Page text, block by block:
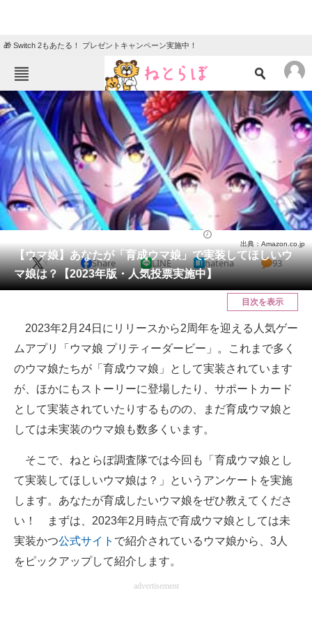
🎁 Switch 2もあたる！ プレゼントキャンペーン実施中！
ねとらぼメニュー
TOP ニュース
エンタメ クイズ
グルメ 地域
住まい 教育・育児
動物 リサーチ
会員記事
メディア
ITの今と未来を見通す
スマホと通信の最新トレンド
進化するPCとデバイスの未来
好きが集まる 比べて選べる
ビジネスと働き方のヒント
企業ITのトレンドを詳説
【ウマ娘】あなたが「育成ウマ娘」で実装してほしいウ
マ娘は？【2023年版・人気投票実施中】
出典：Amazon.co.jp
X Share LINE hatena 93
目次を表示
2023年2月24日にリリースから2周年を迎える人気ゲー
ムアプリ「ウマ娘 プリティーダービー」。これまで多く
のウマ娘たちが「育成ウマ娘」として実装されています
が、ほかにもストーリーに登場したり、サポートカード
として実装されていたりするものの、まだ育成ウマ娘と
しては未実装のウマ娘も数多くいます。
そこで、ねとらぼ調査隊では今回も「育成ウマ娘とし
て実装してほしいウマ娘は？」というアンケートを実施
します。あなたが育成したいウマ娘をぜひ教えてくださ
い！ まずは、2023年2月時点で育成ウマ娘としては未
実装かつ公式サイト で紹介されているウマ娘から、3人
をピックアップして紹介します。
advertisement